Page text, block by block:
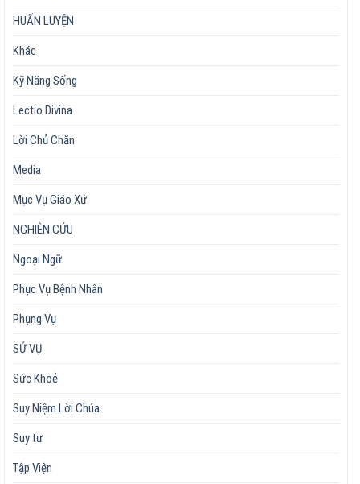
HUẤN LUYỆN
Khác
Kỹ Năng Sống
Lectio Divina
Lời Chủ Chăn
Media
Mục Vụ Giáo Xứ
NGHIÊN CỨU
Ngoại Ngữ
Phục Vụ Bệnh Nhân
Phụng Vụ
SỨ VỤ
Sức Khoẻ
Suy Niệm Lời Chúa
Suy tư
Tập Viện